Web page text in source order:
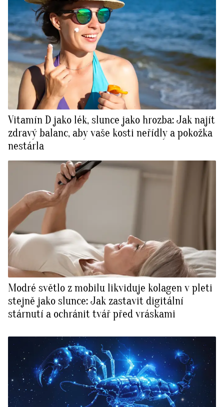
Vitamín D jako lék, slunce jako hrozba: Jak najít
zdravý balanc, aby vaše kosti neřídly a pokožka
nestárla
Modré světlo z mobilu likviduje kolagen v pleti
stejně jako slunce: Jak zastavit digitální
stárnutí a ochránit tvář před vráskami